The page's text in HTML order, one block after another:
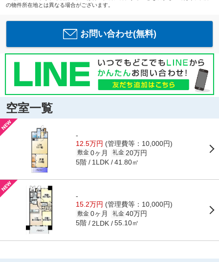
の物件所在地とは異なる場合がございます。
お問い合わせ(無料)
空室一覧
-
12.5万円 (管理費等：10,000円)
敷金 0ヶ月 礼金 20万円
5階 1LDK 41.80㎡
-
15.2万円 (管理費等：10,000円)
敷金 0ヶ月 礼金 40万円
5階 2LDK 55.10㎡